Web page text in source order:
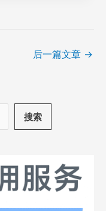
后一篇文章 →
搜索